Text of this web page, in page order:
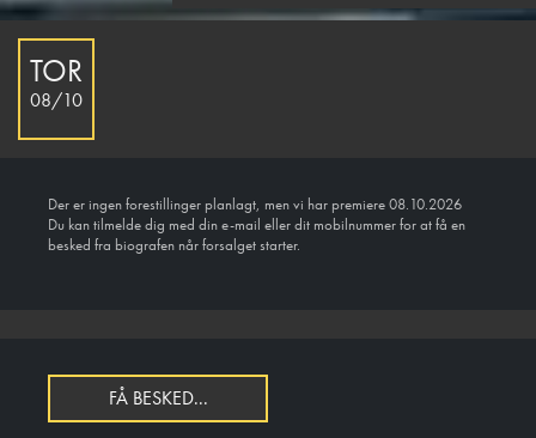
TOR
08/10
Der er ingen forestillinger planlagt, men vi har premiere 08.10.2026
Du kan tilmelde dig med din e-mail eller dit mobilnummer for at få en
besked fra biografen når forsalget starter.
FÅ BESKED...